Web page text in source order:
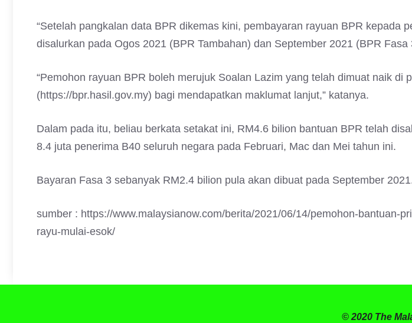
“Setelah pangkalan data BPR dikemas kini, pembayaran rayuan BPR kepada
disalurkan pada Ogos 2021 (BPR Tambahan) dan September 2021 (BPR Fasa
“Pemohon rayuan BPR boleh merujuk Soalan Lazim yang telah dimuat naik di
(https://bpr.hasil.gov.my) bagi mendapatkan maklumat lanjut,” katanya.
Dalam pada itu, beliau berkata setakat ini, RM4.6 bilion bantuan BPR telah
8.4 juta penerima B40 seluruh negara pada Februari, Mac dan Mei tahun ini.
Bayaran Fasa 3 sebanyak RM2.4 bilion pula akan dibuat pada September
sumber : https://www.malaysianow.com/berita/2021/06/14/pemohon-bantuan-
rayu-mulai-esok/
© 2020 The